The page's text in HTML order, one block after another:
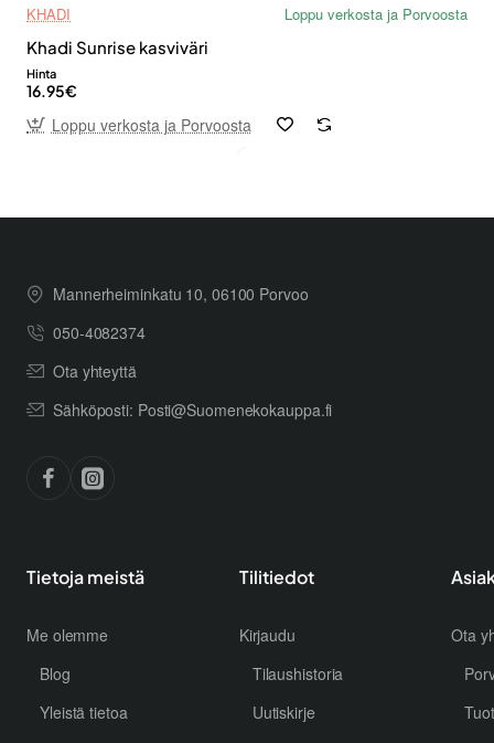
KHADI
Loppu verkosta ja Porvoosta
Khadi Sunrise kasviväri
Hinta
16.95€
Loppu verkosta ja Porvoosta
Mannerheiminkatu 10, 06100 Porvoo
050-4082374
Ota yhteyttä
Sähköposti: Posti@Suomenekokauppa.fi
Tietoja meistä
Me olemme
Blog
Yleistä tietoa
Tilitiedot
Kirjaudu
Tilaushistoria
Uutiskirje
Ota